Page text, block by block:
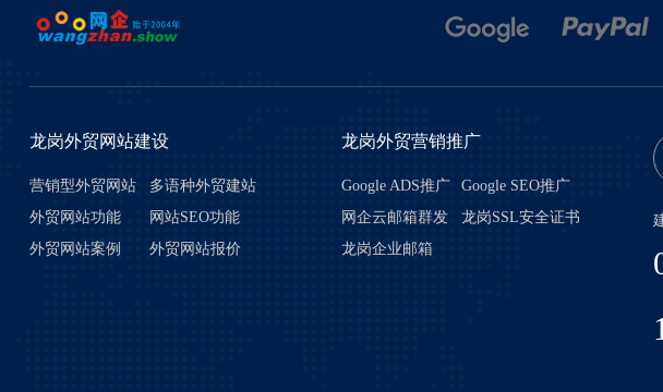
龙岗外贸网站建设
营销型外贸网站
多语种外贸建站
外贸网站功能
网站SEO功能
外贸网站案例
外贸网站报价
龙岗外贸营销推广
Google ADS推广
Google SEO推广
网企云邮箱群发
系统
龙岗SSL安全证书
龙岗企业邮箱